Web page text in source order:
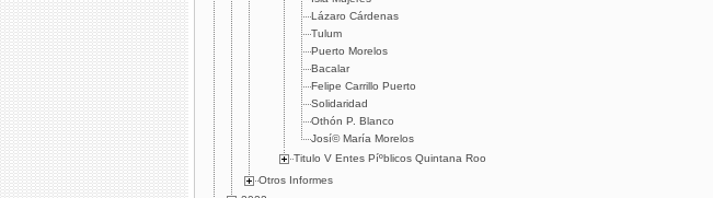
Lázaro Cárdenas
Tulum
Puerto Morelos
Bacalar
Felipe Carrillo Puerto
Solidaridad
Othón P. Blanco
Josí© Marí­a Morelos
Titulo V Entes Píºblicos Quintana Roo
Otros Informes